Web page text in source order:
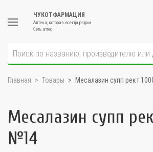
ЧУКОТФАРМАЦИЯ
Аптека, которая всегда рядом
Сеть аптек
Главная Товары Месалазин супп рект
Месалазин супп
№14